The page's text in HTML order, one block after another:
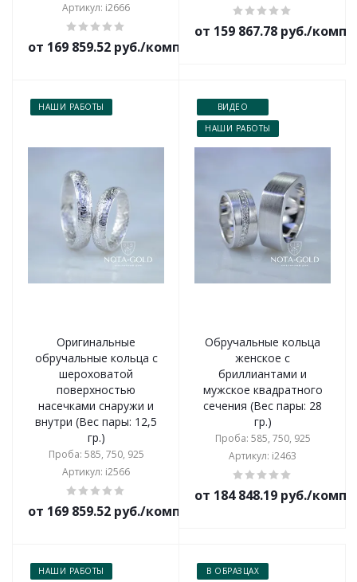
Артикул: i2666
от 169 859.52 руб./комплект
от 159 867.78 руб./
НАШИ РАБОТЫ
Оригинальные
обручальные кольца с
шероховатой
поверхностью
насечками снаружи и
внутри (Вес пары: 12,5
гр.)
Проба: 585, 750, 925
Артикул: i2566
от 169 859.52 руб./комплект
ВИДЕО
НАШИ РАБОТЫ
Обручальные кольца
женское с
бриллиантами и
мужское квадратного
сечения (Вес пары: 28
гр.)
Проба: 585, 750, 925
Артикул: i2463
от 184 848.19 руб./
НАШИ РАБОТЫ
В ОБРАЗЦАХ